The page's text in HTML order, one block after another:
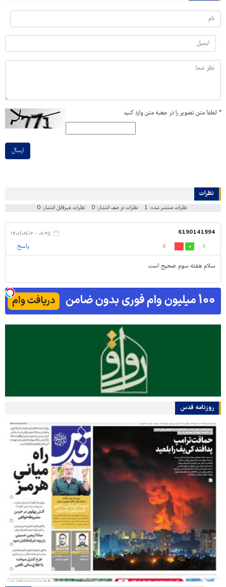
* لطفا متن تصویر را در جعبه متن وارد کنید
ارسال
نظرات
نظرات منتشر شده: 1 نظرات در صف انتشار: 0 نظرات غیرقابل انتشار: 0
6190141994 ۰۹:۳۵ - ۱۴۰۱/۰۶/۰۳
0
0 پاسخ
سلام هفته سوم صحیح است
روزنامه قدس